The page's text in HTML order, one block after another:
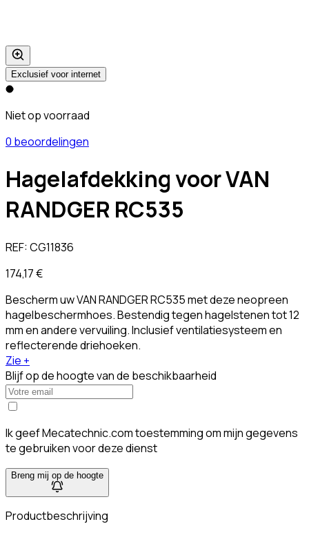
Exclusief voor internet
Niet op voorraad
0 beoordelingen
Hagelafdekking voor VAN
RANDGER RC535
REF:CG11836
174,17 €
Bescherm uw VAN RANDGER RC535 met deze neopreen
hagelbeschermhoes. Bestendig tegen hagelstenen tot 12
mm en andere vervuiling. Inclusief ventilatiesysteem en
reflecterende driehoeken.
Zie +
Blijf op de hoogte van de beschikbaarheid
Ik geef Mecatechnic.com toestemming om mijn gegevens
te gebruiken voor deze dienst
Breng mij op de hoogte
Productbeschrijving